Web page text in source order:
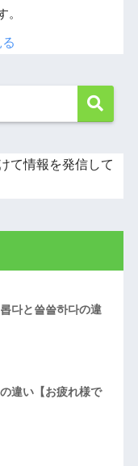
。
て情報を発信して
다と쓸쓸하다の違
違い【お疲れ様で